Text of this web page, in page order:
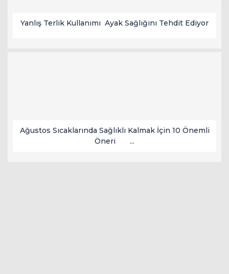
Yanlış Terlik Kullanımı Ayak Sağlığını Tehdit Ediyor
Ağustos Sıcaklarında Sağlıklı Kalmak İçin 10 Önemli
Öneri ...